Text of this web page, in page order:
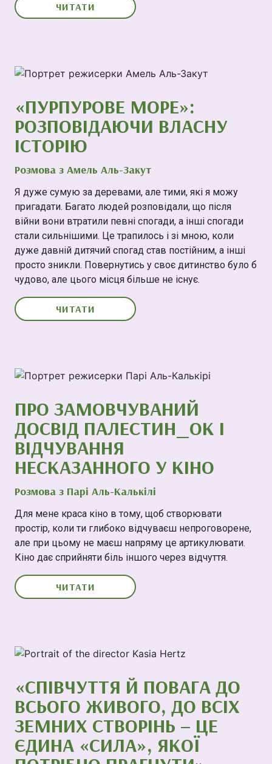
ЧИТАТИ
«ПУРПУРОВЕ МОРЕ»:
РОЗПОВІДАЮЧИ ВЛАСНУ
ІСТОРІЮ
Розмова з Амель Аль-Закут
Я дуже сумую за деревами, але тими, які я можу
пригадати. Багато людей розповідали, що після
війни вони втратили певні спогади, а інші спогади
стали сильнішими. Це трапилось і зі мною, коли
дуже давній дитячий спогад став постійним, а інші
просто зникли. Повернутись у своє дитинство було б
чудово, але цього місця більше не існує.
ЧИТАТИ
ПРО ЗАМОВЧУВАНИЙ
ДОСВІД ПАЛЕСТИН_ОК І
ВІДЧУВАННЯ
НЕСКАЗАННОГО У КІНО
Розмова з Парі Аль-Калькілі
Для мене краса кіно в тому, щоб створювати
простір, коли ти глибоко відчуваєш непроговорене,
але при цьому не маєш напряму це артикулювати.
Кіно дає сприйняти біль іншого через відчуття.
ЧИТАТИ
«СПІВЧУТТЯ Й ПОВАГА ДО
ВСЬОГО ЖИВОГО, ДО ВСІХ
ЗЕМНИХ СТВОРІНЬ – ЦЕ
ЄДИНА «СИЛА», ЯКОЇ